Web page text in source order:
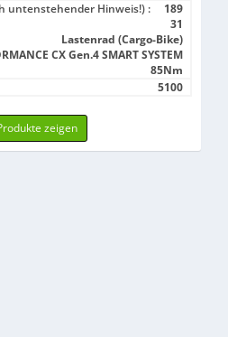
untenstehender Hinweis!) :
189
31
Lastenrad (Cargo-Bike)
CX Gen.4 SMART SYSTEM
85Nm
5100
zeigen